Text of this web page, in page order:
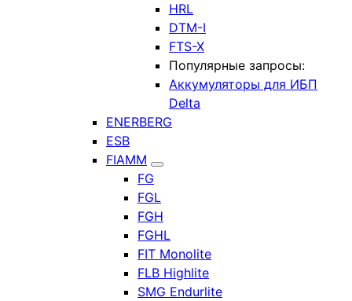
HRL
DTM-I
FTS-X
Популярные запросы:
Аккумуляторы для ИБП
Delta
ENERBERG
ESB
FIAMM
FG
FGL
FGH
FGHL
FIT Monolite
FLB Highlite
SMG Endurlite